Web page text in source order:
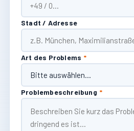
Stadt / Adresse
Art des Problems *
Problembeschreibung *